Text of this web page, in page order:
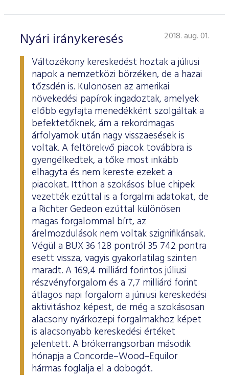
Nyári iránykeresés 2018. aug. 01.
Változékony kereskedést hoztak a júliusi
napok a nemzetközi börzéken, de a hazai
tőzsdén is. Különösen az amerikai
növekedési papírok ingadoztak, amelyek
előbb egyfajta menedékként szolgáltak a
befektetőknek, ám a rekordmagas
árfolyamok után nagy visszaesések is
voltak. A feltörekvő piacok továbbra is
gyengélkedtek, a tőke most inkább
elhagyta és nem kereste ezeket a
piacokat. Itthon a szokásos blue chipek
vezették ezúttal is a forgalmi adatokat, de
a Richter Gedeon ezúttal különösen
magas forgalommal bírt, az
árelmozdulások nem voltak szignifikánsak.
Végül a BUX 36 128 pontról 35 742 pontra
esett vissza, vagyis gyakorlatilag szinten
maradt. A 169,4 milliárd forintos júliusi
részvényforgalom és a 7,7 milliárd forint
átlagos napi forgalom a júniusi kereskedési
aktivitáshoz képest, de még a szokásosan
alacsony nyárközepi forgalmakhoz képet
is alacsonyabb kereskedési értéket
jelentett. A brókerrangsorban második
hónapja a Concorde–Wood–Equilor
hármas foglalja el a dobogót.